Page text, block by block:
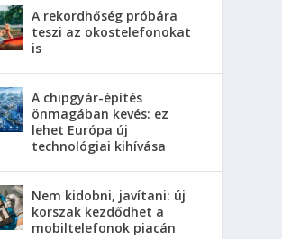
A rekordhőség próbára
teszi az okostelefonokat
is
A chipgyár-építés
önmagában kevés: ez
lehet Európa új
technológiai kihívása
Nem kidobni, javítani: új
korszak kezdődhet a
mobiltelefonok piacán